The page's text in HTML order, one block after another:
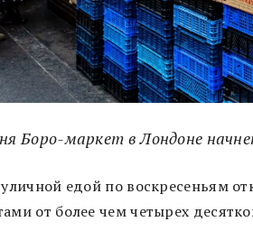
Боро-маркет в Лондоне
едой по воскресеньям
от более чем четырех